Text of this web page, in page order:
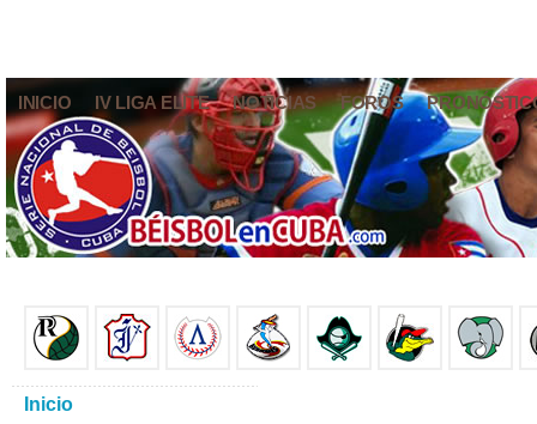
INICIO IV LIGA ELITE NOTICIAS FOROS
Inicio